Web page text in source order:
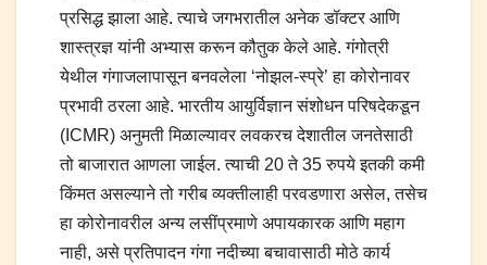
प्रसिद्ध झाला आहे. त्याचे जगभरातील अनेक डॉक्टर आणि
शास्त्रज्ञ यांनी अभ्यास करून कौतुक केले आहे. गंगोत्री
येथील गंगाजलापासून बनवलेला ‘नोझल-स्प्रे’ हा कोरोनावर
प्रभावी ठरला आहे. भारतीय आयुर्विज्ञान संशोधन परिषदेकडून
(ICMR) अनुमती मिळाल्यावर लवकरच देशातील जनतेसाठी
तो बाजारात आणला जाईल. त्याची 20 ते 35 रुपये इतकी कमी
किंमत असल्याने तो गरीब व्यक्तीलाही परवडणारा असेल, तसेच
हा कोरोनावरील अन्य लसींप्रमाणे अपायकारक आणि महाग
नाही, असे प्रतिपादन गंगा नदीच्या बचावासाठी मोठे कार्य